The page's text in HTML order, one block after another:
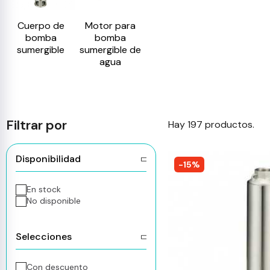
Cuerpo de
bomba
sumergible
Motor para
bomba
sumergible de
agua
Filtrar por
Disponibilidad
En stock
No disponible
Selecciones
Con descuento
Hay 197 productos.
-15%